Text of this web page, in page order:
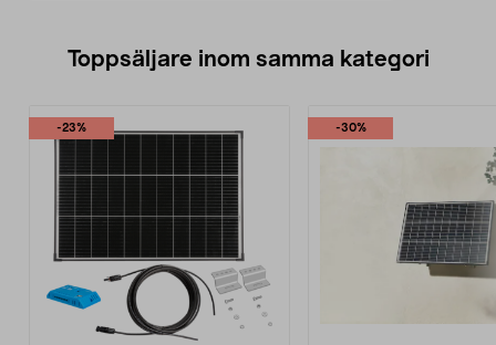
Toppsäljare inom samma kategori
-23% -30%